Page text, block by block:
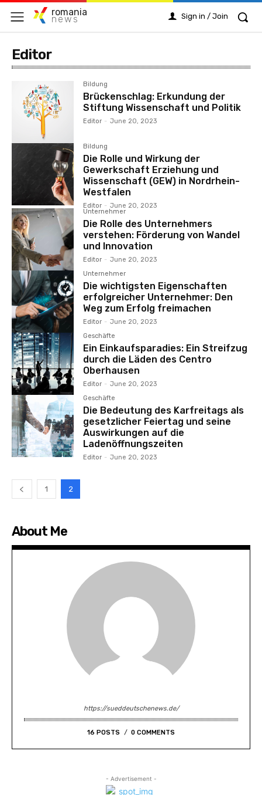
romania
news Sign in / Join
Editor
Bildung
Brückenschlag: Erkundung der
Stiftung Wissenschaft und Politik
Editor - June 20, 2023
Bildung
Die Rolle und Wirkung der
Gewerkschaft Erziehung und
Wissenschaft (GEW) in Nordrhein-
Westfalen
Editor - June 20, 2023
Unternehmer
Die Rolle des Unternehmers
verstehen: Förderung von Wandel
und Innovation
Editor - June 20, 2023
Unternehmer
Die wichtigsten Eigenschaften
erfolgreicher Unternehmer: Den
Weg zum Erfolg freimachen
Editor - June 20, 2023
Geschäfte
Ein Einkaufsparadies: Ein Streifzug
durch die Läden des Centro
Oberhausen
Editor - June 20, 2023
Geschäfte
Die Bedeutung des Karfreitags als
gesetzlicher Feiertag und seine
Auswirkungen auf die
Ladenöffnungszeiten
Editor - June 20, 2023
1 2
About Me
https://sueddeutschenews.de/
16 POSTS 0 COMMENTS
- Advertisement -